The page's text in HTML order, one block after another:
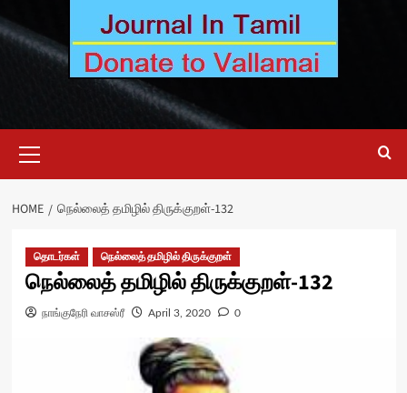
Menu
HOME நெல்லைத் தமிழில் திருக்குறள்-132
தொடர்கள் நெல்லைத் தமிழில் திருக்குறள்
நெல்லைத் தமிழில் திருக்குறள்-132
நாங்குநேரி வாசஸ்ரீ April 3, 2020 0